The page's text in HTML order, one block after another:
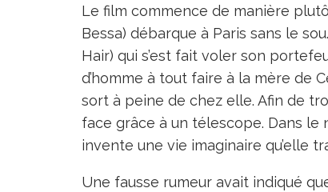
Le film commence de manière
Bessa) débarque à Paris sans le
Hair) qui s’est fait voler son
d’homme à tout faire à la mère de
sort à peine de chez elle. Afin de
face grâce à un télescope. Dans le
invente une vie imaginaire qu’elle
Une fausse rumeur avait indiqué